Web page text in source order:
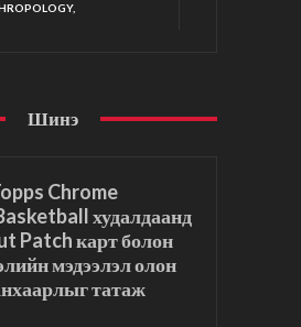
Шинэ
Chrome
худалдаанд
Patch карт болон
мэдээлэл олон
татаж